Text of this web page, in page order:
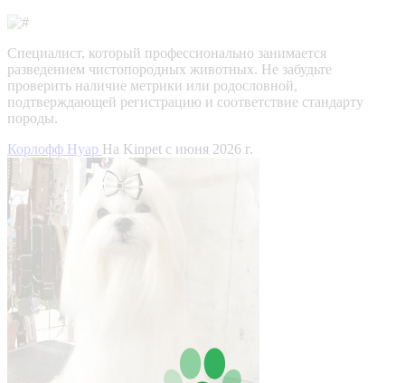
Специалист, который профессионально занимается
разведением чистопородных животных. Не забудьте
проверить наличие метрики или родословной,
подтверждающей регистрацию и соответствие стандарту
породы.
Корлофф Нуар На Kinpet c июня 2026 г.